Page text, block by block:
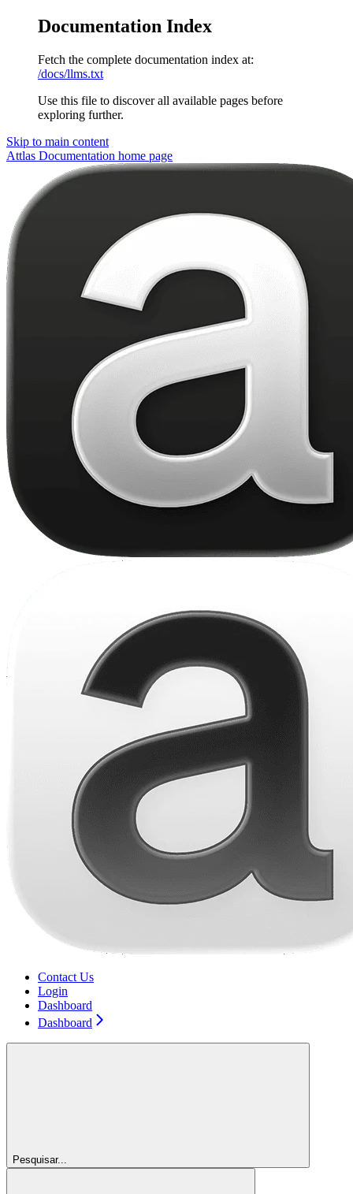
Documentation Index
Fetch the complete documentation index at:
/docs/llms.txt
Use this file to discover all available pages before
exploring further.
Skip to main content
Attlas Documentation home page
Contact Us
Login
Dashboard
Dashboard
Pesquisar...